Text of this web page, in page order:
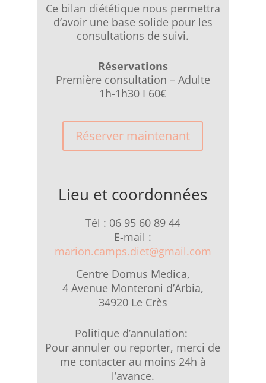
Ce bilan diététique nous permettra
d’avoir une base solide pour les
consultations de suivi.
Réservations
Première consultation – Adulte
1h-1h30 I 60€
Réserver maintenant
Lieu et coordonnées
Tél : 06 95 60 89 44
E-mail :
marion.camps.diet@gmail.com
Centre Domus Medica,
4 Avenue Monteroni d’Arbia,
34920 Le Crès
Politique d’annulation:
Pour annuler ou reporter, merci de
me contacter au moins 24h à
l’avance.